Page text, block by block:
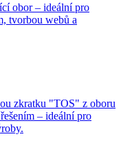
obor – ideální pro
tvorbou webů a
zkratku "TOS" z oboru
– ideální pro